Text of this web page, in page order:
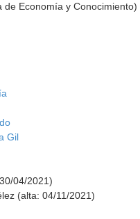
Economía y Conocimiento)
Gil
04/2021)
(alta: 04/11/2021)